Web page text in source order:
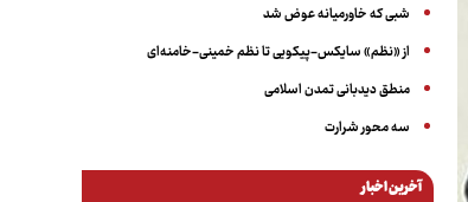
شبی که خاورمیانه عوض شد
از «نظم» سایکس-پیکویی تا نظم خمینی-خامنه‌ای
منطق دیدبانی تمدن اسلامی
سه‌ محور شرارت
آخرین اخبار